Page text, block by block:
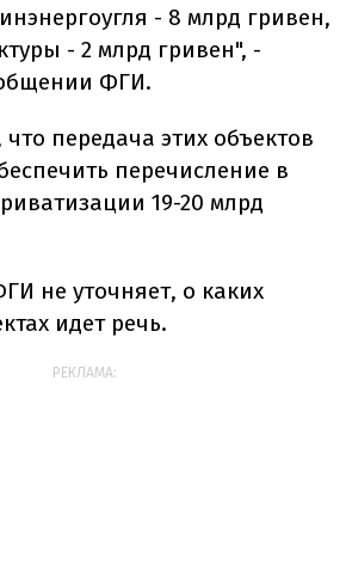
- 8 млрд гривен,
- 2 млрд гривен", -
ФГИ.
передача этих объектов
перечисление в
19-20 млрд
не уточняет, о каких
идет речь.
РЕКЛАМА: